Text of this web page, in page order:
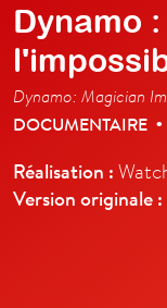
Dynamo
Dynamo: Magician
DOCUMENTAIRE •
Réalisation :
Version originale :